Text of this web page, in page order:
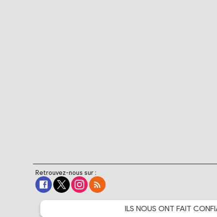
Retrouvez-nous sur :
ILS NOUS ONT FAIT